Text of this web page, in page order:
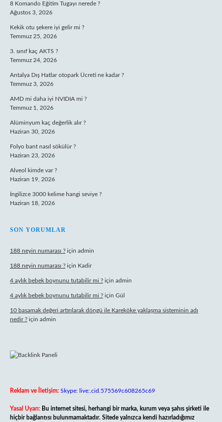
8 Komando Eğitim Tugayı nerede ?
Ağustos 3, 2026
Kekik otu şekere iyi gelir mi ?
Temmuz 25, 2026
3. sınıf kaç AKTS ?
Temmuz 24, 2026
Antalya Dış Hatlar otopark Ücreti ne kadar ?
Temmuz 3, 2026
AMD mi daha iyi NVIDIA mi ?
Temmuz 1, 2026
Alüminyum kaç değerlik alır ?
Haziran 30, 2026
Folyo bant nasıl sökülür ?
Haziran 23, 2026
Alveol kimde var ?
Haziran 19, 2026
İngilizce 3000 kelime hangi seviye ?
Haziran 18, 2026
SON YORUMLAR
188 neyin numarası ? için admin
188 neyin numarası ? için Kadir
4 aylık bebek boynunu tutabilir mi ? için admin
4 aylık bebek boynunu tutabilir mi ? için Gül
10 basamak değeri artırılarak döngü ile Kareköke yaklaşma sisteminin adı
nedir ? için admin
Reklam ve İletişim: Skype: live:.cid.575569c608265c69
Yasal Uyarı: Bu internet sitesi, herhangi bir marka, kurum veya şahıs şirketi ile
hiçbir bağlantısı bulunmamaktadır. Sitede yalnızca kendi hazırladığımız